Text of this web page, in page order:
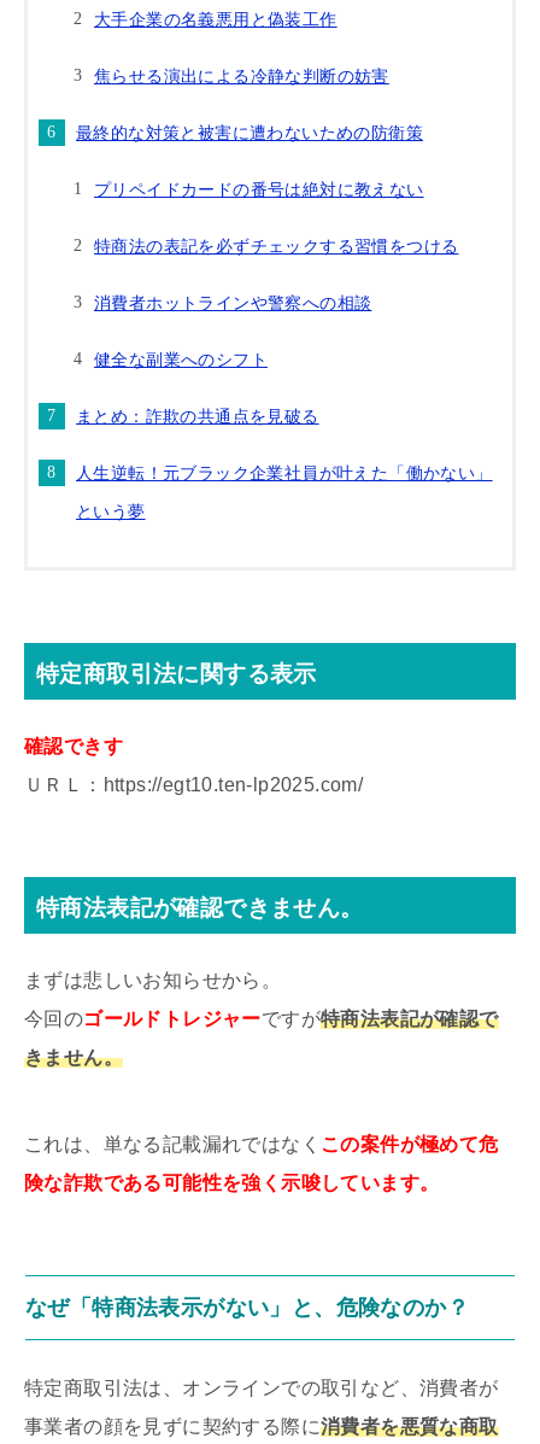
大手企業の名義悪用と偽装工作
焦らせる演出による冷静な判断の妨害
最終的な対策と被害に遭わないための防衛策
プリペイドカードの番号は絶対に教えない
特商法の表記を必ずチェックする習慣をつける
消費者ホットラインや警察への相談
健全な副業へのシフト
まとめ：詐欺の共通点を見破る
人生逆転！元ブラック企業社員が叶えた「働かない」
という夢
特定商取引法に関する表示
確認できす
ＵＲＬ：https://egt10.ten-lp2025.com/
特商法表記が確認できません。
まずは悲しいお知らせから。
今回のゴールドトレジャーですが特商法表記が確認で
きません。
これは、単なる記載漏れではなく この案件が極めて危
険な詐欺である可能性を強く示唆しています。
なぜ「特商法表示がない」と、危険なのか？
特定商取引法は、オンラインでの取引など、消費者が
事業者の顔を見ずに契約する際に消費者を悪質な商取